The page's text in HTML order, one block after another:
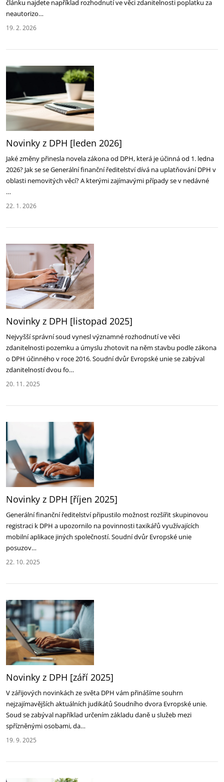
článku najdete například rozhodnutí ve věci zdanitelnosti poplatku za
neautorizo…
19. 2. 2026
Novinky z DPH [leden 2026]
Jaké změny přinesla novela zákona od DPH, která je účinná od 1. ledna
2026? Jak se se Generální finanční ředitelství dívá na uplatňování DPH v
oblasti nemovitých věcí? A kterými zajímavými případy se v nedávné
…
22. 1. 2026
Novinky z DPH [listopad 2025]
Nejvyšší správní soud vynesl významné rozhodnutí ve věci
zdanitelnosti pozemku a úmyslu zhotovit na něm stavbu podle zákona
o DPH účinného v roce 2016. Soudní dvůr Evropské unie se zabýval
zdanitelností dvou fo…
20. 11. 2025
Novinky z DPH [říjen 2025]‎
Generální finanční ředitelství připustilo možnost rozšířit skupinovou
registraci k DPH a upozornilo ‎na povinnosti taxikářů využívajících
mobilní aplikace jiných společností‎. Soudní dvůr Evropské unie
‎posuzov…
22. 10. 2025
Novinky z DPH [září 2025]‎
V zářijových novinkách ze světa DPH vám přinášíme souhrn
nejzajímavějších aktuálních judikátů ‎Soudního dvora Evropské unie.
Soud se zabýval například určením základu daně u služeb mezi
‎spřízněnými osobami, da…
19. 9. 2025